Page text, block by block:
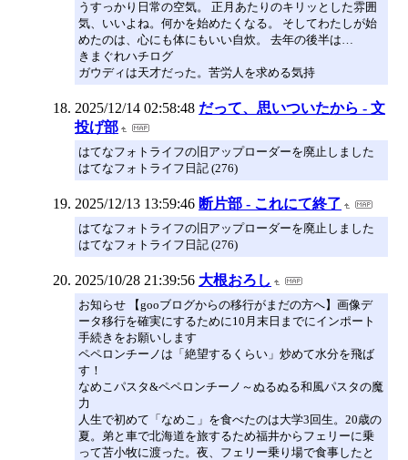
うすっかり日常の空気。 正月あたりのキリッとした雰囲
気、いいよね。何かを始めたくなる。 そしてわたしが始
めたのは、心にも体にもいい自炊。 去年の後半は…
きまぐれハチログ
ガウディは天才だった。苦労人を求める気持
2025/12/14 02:58:48 だって、思いついたから - 文
投げ部
はてなフォトライフの旧アップローダーを廃止しました
はてなフォトライフ日記 (276)
2025/12/13 13:59:46 断片部 - これにて終了
はてなフォトライフの旧アップローダーを廃止しました
はてなフォトライフ日記 (276)
2025/10/28 21:39:56 大根おろし
お知らせ 【gooブログからの移行がまだの方へ】画像デ
ータ移行を確実にするために10月末日までにインポート
手続きをお願いします
ペペロンチーノは「絶望するくらい」炒めて水分を飛ば
す！
なめこパスタ&ペペロンチーノ～ぬるぬる和風パスタの魔
力
人生で初めて「なめこ」を食べたのは大学3回生。20歳の
夏。弟と車で北海道を旅するため福井からフェリーに乗
って苫小牧に渡った。夜、フェリー乗り場で食事したと